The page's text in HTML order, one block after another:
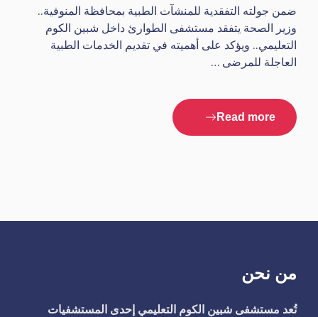
ضمن جولته التفقدية للمنشآت الطبية بمحافظة المنوفية..
وزير الصحة يتفقد مستشفى الطوارئ داخل شبين الكوم
التعليمي.. ويؤكد على أهميته في تقديم الخدمات الطبية
العاجلة للمرضى …
Read more
من نحن
تُعد مستشفى شبين الكوم التعليمي إحدى المستشفيات